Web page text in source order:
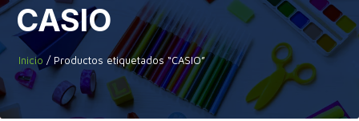
CASIO
Inicio / Productos etiquetados “CASIO”